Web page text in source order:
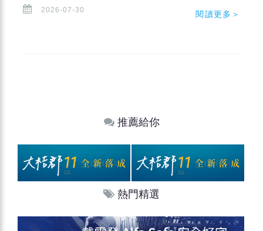
2026-07-30 閱讀更多＞
推薦給你
熱門精選